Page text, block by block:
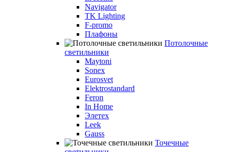
Navigator
TK Lighting
F-promo
Плафоны
Потолочные
светильники
Maytoni
Sonex
Eurosvet
Elektrostandard
Feron
In Home
Элетех
Leek
Gauss
Точечные